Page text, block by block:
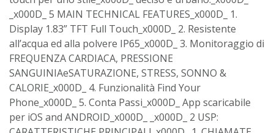
_x000D_ 5 MAIN TECHNICAL FEATURES_x000D_ 1.
Display 1.83” TFT Full Touch_x000D_ 2. Resistente
all’acqua ed alla polvere IP65_x000D_ 3. Monitoraggio di
FREQUENZA CARDIACA, PRESSIONE
SANGUINIAeSATURAZIONE, STRESS, SONNO &
CALORIE_x000D_ 4. Funzionalità Find Your
Phone_x000D_ 5. Conta Passi_x000D_ App scaricabile
per iOS and ANDROID_x000D_ _x000D_ 2 USP: